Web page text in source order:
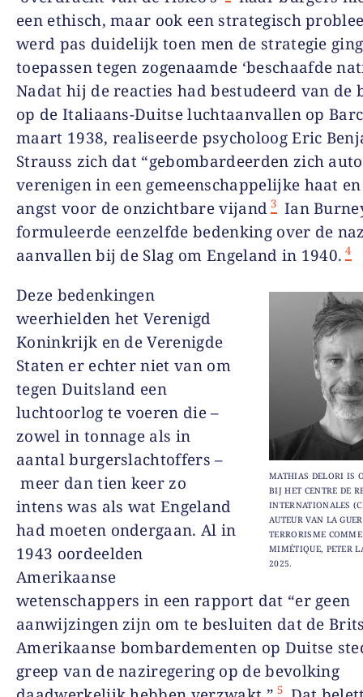
een ethisch, maar ook een strategisch
werd pas duidelijk toen men de strategie ging
toepassen tegen zogenaamde ‘beschaafde
Nadat hij de reacties had bestudeerd van de
op de Italiaans-Duitse luchtaanvallen op
maart 1938, realiseerde psycholoog Eric
Strauss zich dat “gebombardeerden zich
verenigen in een gemeenschappelijke haat
angst voor de onzichtbare vijand 3 Ian
formuleerde eenzelfde bedenking over de
aanvallen bij de Slag om Engeland in 1940. 4
MATHIAS DELORI IS
BIJ HET CENTRE DE
INTERNATIONALES
AUTEUR VAN LA
TERRORISME
MIMÉTIQUE, PETER
2025.
Deze bedenkingen
weerhielden het Verenigd
Koninkrijk en de Verenigde
Staten er echter niet van om
tegen Duitsland een
luchtoorlog te voeren die –
zowel in tonnage als in
aantal burgerslachtoffers –
meer dan tien keer zo
intens was als wat Engeland
had moeten ondergaan. Al in
1943 oordeelden
Amerikaanse
wetenschappers in een rapport dat “er geen
aanwijzingen zijn om te besluiten dat de
Amerikaanse bombardementen op Duitse
greep van de naziregering op de bevolking
5